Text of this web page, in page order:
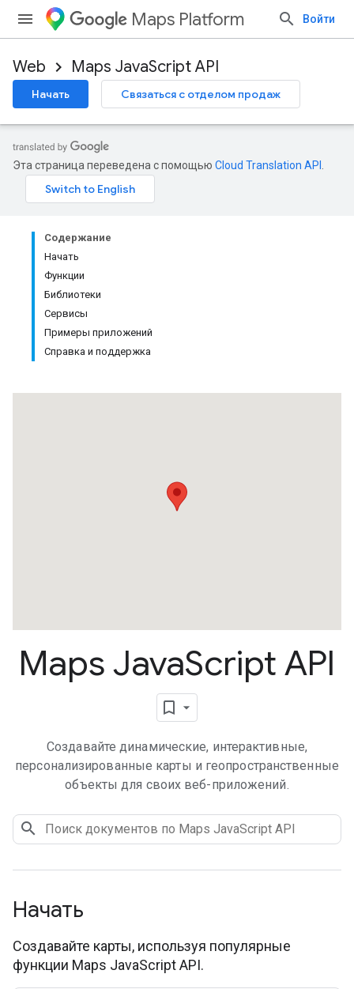
Maps Platform Войти
Web Maps JavaScript API
Начать Связаться с отделом продаж
Эта страница переведена с помощью Cloud Translation API
Содержание
Начать
Функции
Библиотеки
Сервисы
Примеры приложений
Справка и поддержка
Maps JavaScript API
Создавайте динамические, интерактивные,
персонализированные карты и геопространственные
объекты для своих веб-приложений.
Начать
Создавайте карты, используя популярные
функции Maps JavaScript API.